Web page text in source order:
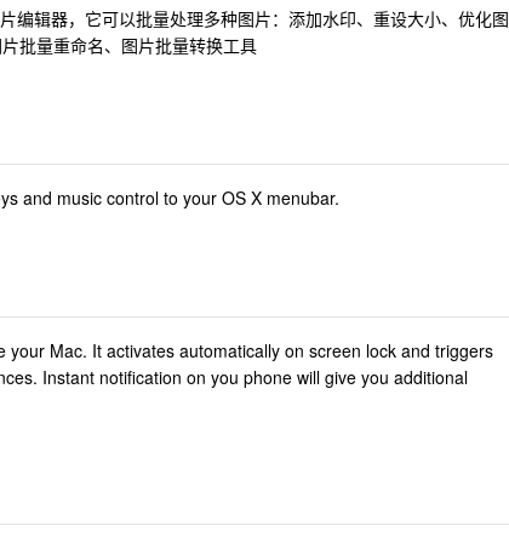
编辑器，它可以批量处理多种图片：添加水印、重设大小、优化图
批量重命名、图片批量转换工具
and music control to your OS X menubar.
your Mac. It activates automatically on screen lock and triggers
Instant notification on you phone will give you additional